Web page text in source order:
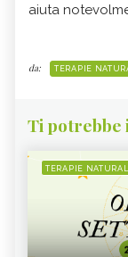
aiuta
da: TERAPIE
Ti potrebbe
TERAPIE NATURALI